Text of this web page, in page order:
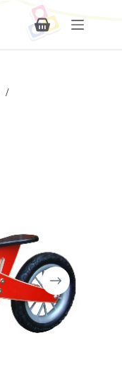
Shopping
/